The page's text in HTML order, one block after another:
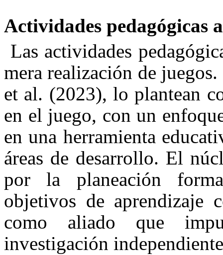
Actividades pedagógicas
Las actividades
mera realización de
et al. (2023), lo plantean
en el juego, con un
en una herramienta
áreas de desarrollo. El
por la planeación
objetivos de aprendizaje
como aliado que
investigación